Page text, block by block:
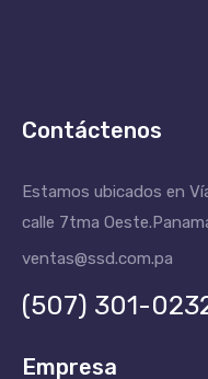
Contáctenos
Estamos ubicados en
calle 7tma Oeste.
ventas@ssd.com.pa
(507) 301-
Empresa